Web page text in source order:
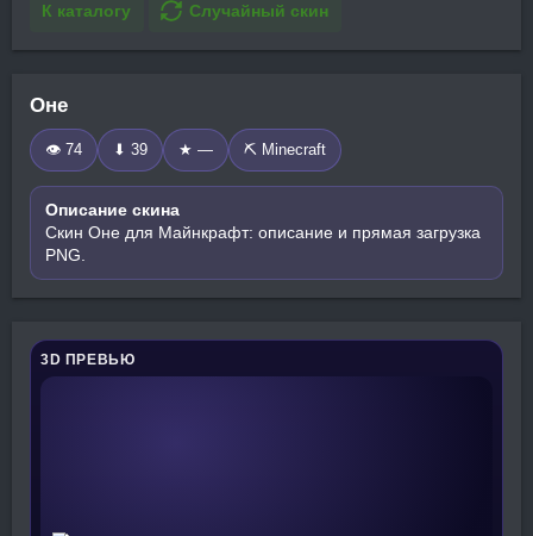
К каталогу Случайный скин
Оне
👁 74 ⬇ 39 ★ — ⛏️ Minecraft
Описание скина
Скин Оне для Майнкрафт: описание и прямая загрузка
PNG.
3D ПРЕВЬЮ